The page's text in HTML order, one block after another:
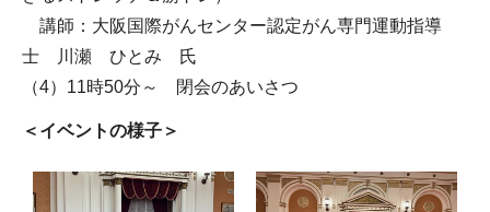
講師：大阪国際がんセンター認定がん専門運動指導
士 川瀬 ひとみ 氏
（4）11時50分～ 閉会のあいさつ
＜イベントの様子＞